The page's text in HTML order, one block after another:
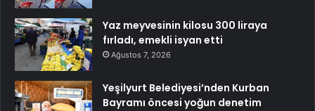
Yaz meyvesinin kilosu 300 liraya
fırladı, emekli isyan etti
Ağustos 7, 2026
Yeşilyurt Belediyesi’nden Kurban
Bayramı öncesi yoğun denetim